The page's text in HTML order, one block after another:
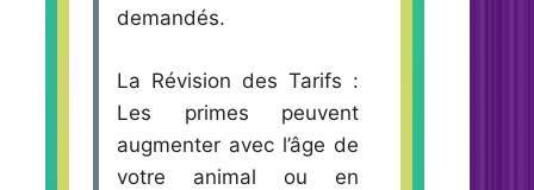
demandés.
La Révision des Tarifs :
Les primes peuvent
augmenter avec l’âge de
votre animal ou en